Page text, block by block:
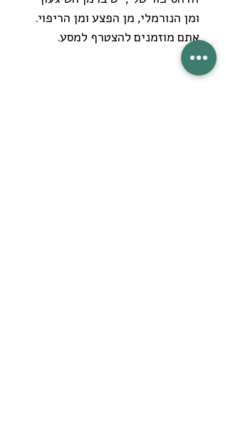
ומן הנורמלי, מן הפצע ומן הריפוי.
אתם מוזמנים להצטרף למסע.